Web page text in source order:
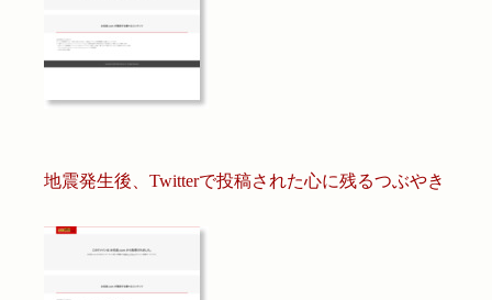
地震発生後、Twitterで投稿された心に残るつぶやき